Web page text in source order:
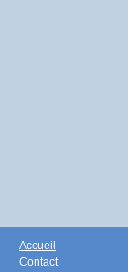
Accueil
Contact